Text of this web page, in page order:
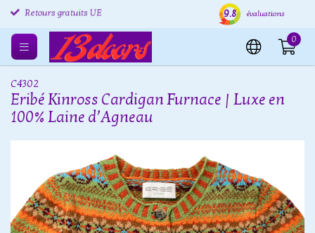
Retours gratuits UE Expédition sous 24 heures
9.8 évaluations
0
C4302
Eribé Kinross Cardigan Furnace | Luxe en
100% Laine d’Agneau